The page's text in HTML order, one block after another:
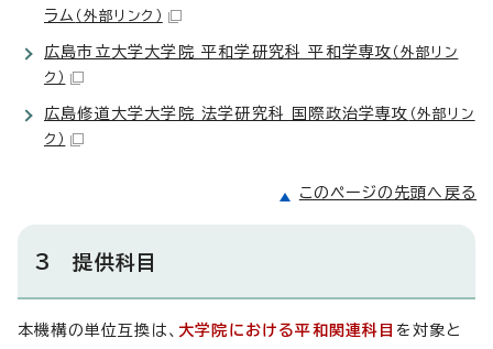
ラム （外部リンク）
広島市立大学大学院 平和学研究科 平和学専攻 （外部リン
ク）
広島修道大学大学院 法学研究科 国際政治学専攻 （外部リン
ク）
このページの先頭へ戻る
3 提供科目
本機構の単位互換は、 大学院における平和関連科目 を対象と